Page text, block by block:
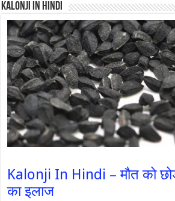
Kalonji In Hindi
Kalonji In Hindi – मौत को
का इलाज